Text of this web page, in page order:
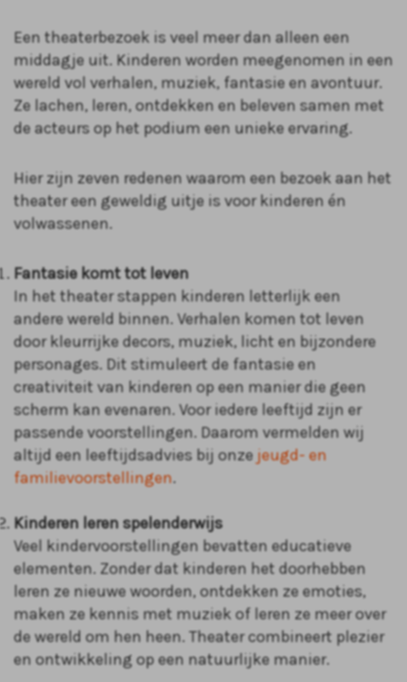
Een theaterbezoek is veel meer dan alleen een
middagje uit. Kinderen worden meegenomen in een
wereld vol verhalen, muziek, fantasie en avontuur.
Ze lachen, leren, ontdekken en beleven samen met
de acteurs op het podium een unieke ervaring.
Hier zijn zeven redenen waarom een bezoek aan het
theater een geweldig uitje is voor kinderen én
volwassenen.
Fantasie komt tot leven
In het theater stappen kinderen letterlijk een
andere wereld binnen. Verhalen komen tot leven
door kleurrijke decors, muziek, licht en bijzondere
personages. Dit stimuleert de fantasie en
creativiteit van kinderen op een manier die geen
scherm kan evenaren. Voor iedere leeftijd zijn er
passende voorstellingen. Daarom vermelden wij
altijd een leeftijdsadvies bij onze jeugd- en
familievoorstellingen.
Kinderen leren spelenderwijs
Veel kindervoorstellingen bevatten educatieve
elementen. Zonder dat kinderen het doorhebben
leren ze nieuwe woorden, ontdekken ze emoties,
maken ze kennis met muziek of leren ze meer over
de wereld om hen heen. Theater combineert plezier
en ontwikkeling op een natuurlijke manier.